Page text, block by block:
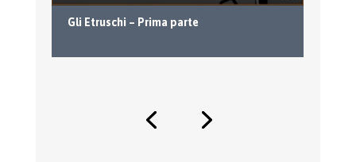
Gli Etruschi – Prima parte